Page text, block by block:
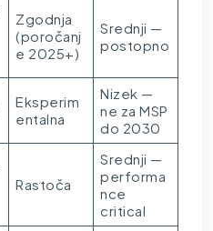
Zgodnja
(poročanj
e 2025+)
Srednji —
postopno
Eksperim
entalna
Nizek —
ne za MSP
do 2030
Rastoča
Srednji —
performa
nce
critical